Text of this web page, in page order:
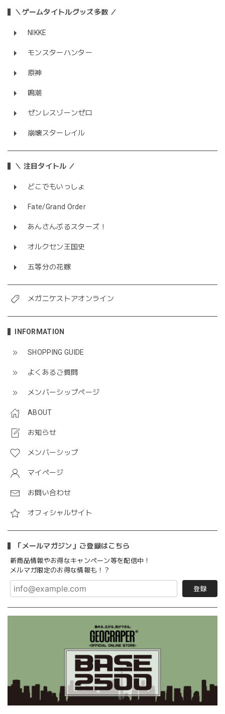
＼ゲームタイトルグッズ多数 ／
NIKKE
モンスターハンター
原神
鳴潮
ゼンレスゾーンゼロ
崩壊スターレイル
＼ 注目タイトル ／
どこでもいっしょ
Fate/Grand Order
あんさんぶるスターズ！
オルクセン王国史
五等分の花嫁
メガニケストアオンライン
INFORMATION
SHOPPING GUIDE
よくあるご質問
メンバーシップページ
ABOUT
お知らせ
メンバーシップ
マイページ
お問い合わせ
オフィシャルサイト
「メールマガジン」ご登録はこちら
新商品情報やお得なキャンペーン等を配信中！
メルマガ限定のお得な情報も！？
登録